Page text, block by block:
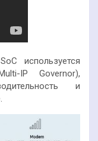
используется
IP Governor),
и